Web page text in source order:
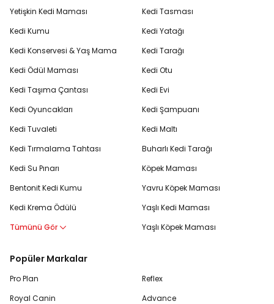
Yetişkin Kedi Maması
Kedi Kumu
Kedi Konservesi & Yaş Mama
Kedi Ödül Maması
Kedi Taşıma Çantası
Kedi Oyuncakları
Kedi Tuvaleti
Kedi Tırmalama Tahtası
Kedi Su Pınarı
Bentonit Kedi Kumu
Kedi Krema Ödülü
Tümünü Gör
Kedi Tasması
Kedi Yatağı
Kedi Tarağı
Kedi Otu
Kedi Evi
Kedi Şampuanı
Kedi Maltı
Buharlı Kedi Tarağı
Köpek Maması
Yavru Köpek Maması
Yaşlı Kedi Maması
Yaşlı Köpek Maması
Popüler Markalar
Pro Plan
Royal Canin
Reflex
Advance